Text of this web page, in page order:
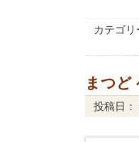
カテゴリ
まつど
投稿日：